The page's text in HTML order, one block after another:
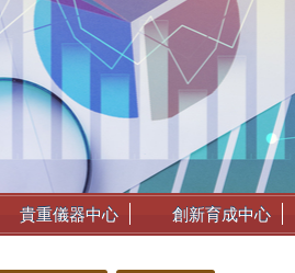
貴重儀器中心 創新育成中心